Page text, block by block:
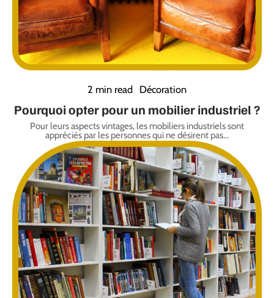
2 min read Décoration
Pourquoi opter pour un mobilier industriel ?
Pour leurs aspects vintages, les mobiliers industriels sont
appréciés par les personnes qui ne désirent pas…